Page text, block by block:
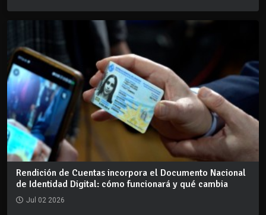
Rendición de Cuentas incorpora el Documento Nacional
de Identidad Digital: cómo funcionará y qué cambia
Jul 02 2026